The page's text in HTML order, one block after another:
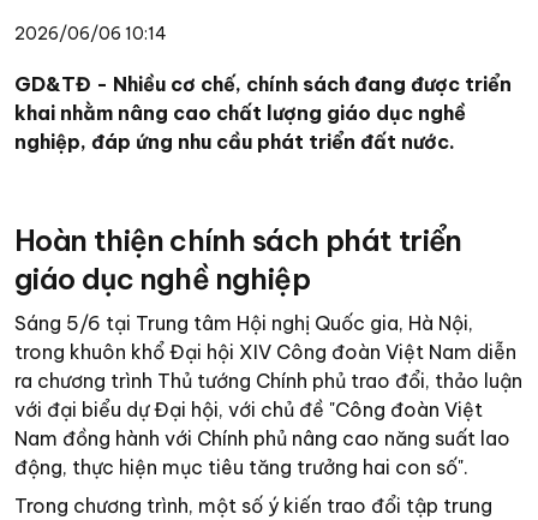
2026/06/06 10:14
GD&TĐ - Nhiều cơ chế, chính sách đang được triển
khai nhằm nâng cao chất lượng giáo dục nghề
nghiệp, đáp ứng nhu cầu phát triển đất nước.
Hoàn thiện chính sách phát triển
giáo dục nghề nghiệp
Sáng 5/6 tại Trung tâm Hội nghị Quốc gia, Hà Nội,
trong khuôn khổ Đại hội XIV Công đoàn Việt Nam diễn
ra chương trình Thủ tướng Chính phủ trao đổi, thảo luận
với đại biểu dự Đại hội, với chủ đề "Công đoàn Việt
Nam đồng hành với Chính phủ nâng cao năng suất lao
động, thực hiện mục tiêu tăng trưởng hai con số".
Trong chương trình, một số ý kiến trao đổi tập trung